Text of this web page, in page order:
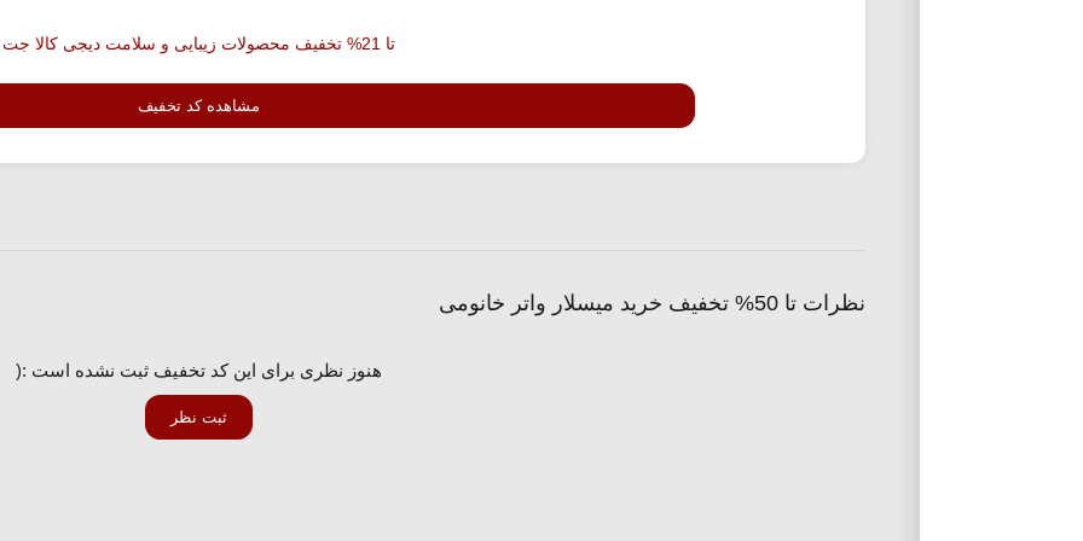
تا 21% تخفیف محصولات زیبایی و سلامت دیجی کالا جت
مشاهده کد تخفیف
نظرات تا 50% تخفیف خرید میسلار واتر خانومی
هنوز نظری برای این کد تخفیف ثبت نشده است :(
ثبت نظر